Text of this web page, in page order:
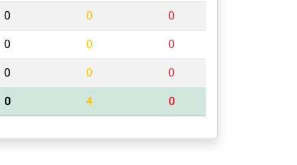
0 0 0
0 0 0
0 0 0
0 4 0